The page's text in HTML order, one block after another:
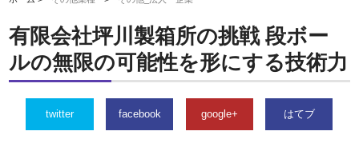
有限会社坪川製箱所の挑戦 段ボー
ルの無限の可能性を形にする技術力
twitter facebook google+ はてブ